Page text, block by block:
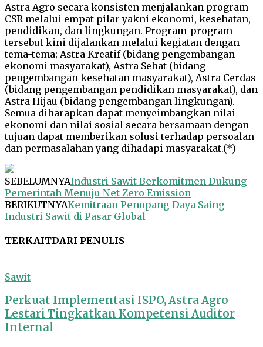
Astra Agro secara konsisten menjalankan program
CSR melalui empat pilar yakni ekonomi, kesehatan,
pendidikan, dan lingkungan. Program-program
tersebut kini dijalankan melalui kegiatan dengan
tema-tema; Astra Kreatif (bidang pengembangan
ekonomi masyarakat), Astra Sehat (bidang
pengembangan kesehatan masyarakat), Astra Cerdas
(bidang pengembangan pendidikan masyarakat), dan
Astra Hijau (bidang pengembangan lingkungan).
Semua diharapkan dapat menyeimbangkan nilai
ekonomi dan nilai sosial secara bersamaan dengan
tujuan dapat memberikan solusi terhadap persoalan
dan permasalahan yang dihadapi masyarakat.(*)
SEBELUMNYAIndustri Sawit Berkomitmen Dukung
Pemerintah Menuju Net Zero Emission
BERIKUTNYAKemitraan Penopang Daya Saing
Industri Sawit di Pasar Global
TERKAITDARI PENULIS
Sawit
Perkuat Implementasi ISPO, Astra Agro
Lestari Tingkatkan Kompetensi Auditor
Internal